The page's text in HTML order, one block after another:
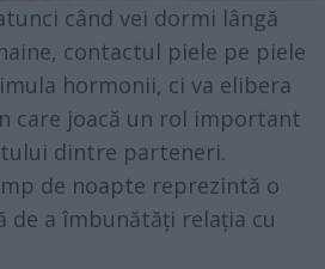
când vei dormi lângă
contactul piele pe piele
hormonii, ci va elibera
care joacă un rol important
dintre parteneri.
de noapte reprezintă o
de a îmbunătăți relația cu